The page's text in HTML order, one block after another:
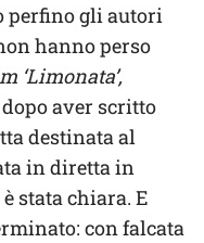
perfino gli autori
hanno perso
‘Limonata’,
dopo aver scritto
destinata al
in diretta in
stata chiara. E
con falcata